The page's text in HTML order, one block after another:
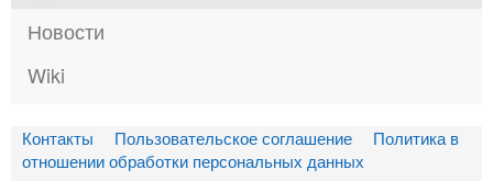
Новости
Wiki
Контакты Пользовательское соглашение
Политика в
отношении обработки персональных данных